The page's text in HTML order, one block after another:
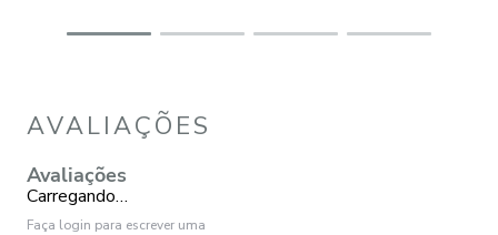
AVALIAÇÕES
Avaliações
Carregando…
Faça login para escrever uma